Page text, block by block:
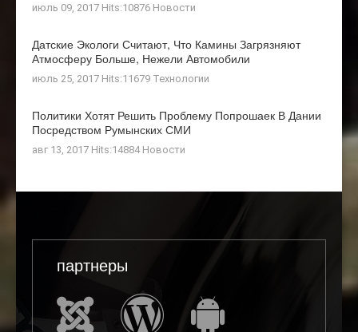
июль 09, 2017 Hits:10876 Новости
Датские Экологи Считают, Что Камины Загрязняют
Атмосферу Больше, Нежели Автомобили
июль 25, 2017 Hits:11679 Технологии
Политики Хотят Решить Проблему Попрошаек В Дании
Посредством Румынских СМИ
авг 13, 2017 Hits:14884 Новости
партнеры